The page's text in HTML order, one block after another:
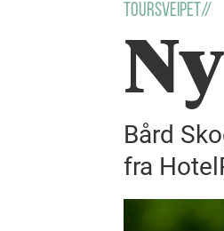
Toursveipet//
Bård
fra